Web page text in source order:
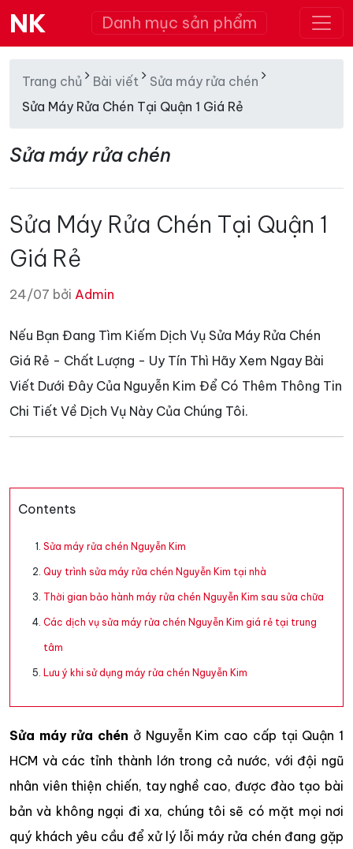
NK Danh mục sản phẩm
Trang chủ Bài viết
Sửa máy rửa chén
Sửa Máy Rửa Chén Tại Quận 1 Giá Rẻ
Sửa máy rửa chén
Sửa Máy Rửa Chén Tại Quận 1
Giá Rẻ
24/07 bởi Admin
Nếu Bạn Đang Tìm Kiếm Dịch Vụ Sửa Máy Rửa Chén
Giá Rẻ - Chất Lượng - Uy Tín Thì Hãy Xem Ngay Bài
Viết Dưới Đây Của Nguyễn Kim Để Có Thêm Thông Tin
Chi Tiết Về Dịch Vụ Này Của Chúng Tôi.
Contents
Sửa máy rửa chén Nguyễn Kim
Quy trình sửa máy rửa chén Nguyễn Kim tại nhà
Thời gian bảo hành máy rửa chén Nguyễn Kim sau sửa chữa
Các dịch vụ sửa máy rửa chén Nguyễn Kim giá rẻ tại trung
tâm
Lưu ý khi sử dụng máy rửa chén Nguyễn Kim
Sửa máy rửa chén ở Nguyễn Kim cao cấp tại Quận 1
HCM và các tỉnh thành lớn trong cả nước, với đội ngũ
nhân viên thiện chiến, tay nghề cao, được đào tạo bài
bản và không ngại đi xa, chúng tôi sẽ có mặt mọi nơi
quý khách yêu cầu để xử lý lỗi máy rửa chén đang gặp